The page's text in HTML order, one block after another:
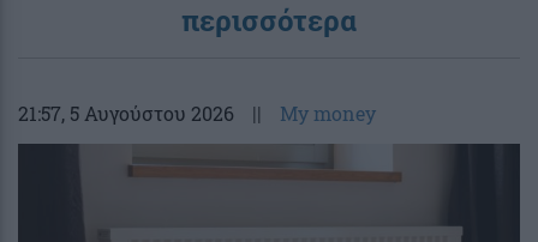
περισσότερα
21:57, 5 Αυγούστου 2026 || My money